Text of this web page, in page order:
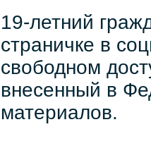
19-летний
страничке в
свободном
внесенный в
материалов.